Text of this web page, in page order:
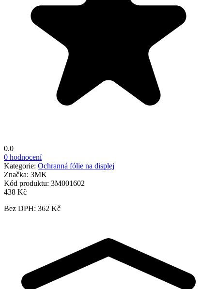
0.0
0 hodnocení
Kategorie: Ochranná fólie na displej
Značka: 3MK
Kód produktu: 3M001602
438 Kč
Bez DPH: 362 Kč